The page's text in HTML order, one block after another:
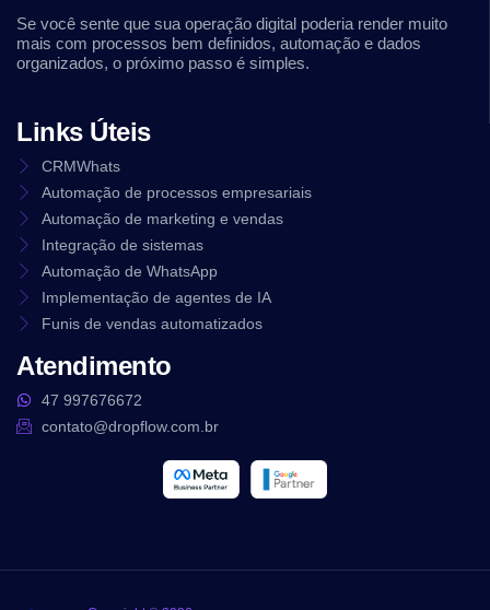
Se você sente que sua operação digital poderia render muito
mais com processos bem definidos, automação e dados
organizados, o próximo passo é simples.
Links Úteis
CRMWhats
Automação de processos empresariais
Automação de marketing e vendas
Integração de sistemas
Automação de WhatsApp
Implementação de agentes de IA
Funis de vendas automatizados
Atendimento
47 997676672
contato@dropflow.com.br